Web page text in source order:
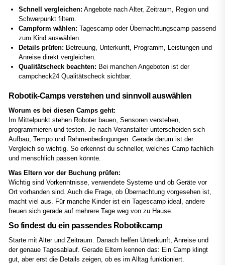
Schnell vergleichen: Angebote nach Alter, Zeitraum, Region und
Schwerpunkt filtern.
Campform wählen: Tagescamp oder Übernachtungscamp passend
zum Kind auswählen.
Details prüfen: Betreuung, Unterkunft, Programm, Leistungen und
Anreise direkt vergleichen.
Qualitätscheck beachten: Bei manchen Angeboten ist der
campcheck24 Qualitätscheck sichtbar.
Robotik-Camps verstehen und sinnvoll auswählen
Worum es bei diesen Camps geht:
Im Mittelpunkt stehen Roboter bauen, Sensoren verstehen,
programmieren und testen. Je nach Veranstalter unterscheiden sich
Aufbau, Tempo und Rahmenbedingungen. Gerade darum ist der
Vergleich so wichtig. So erkennst du schneller, welches Camp fachlich
und menschlich passen könnte.
Was Eltern vor der Buchung prüfen:
Wichtig sind Vorkenntnisse, verwendete Systeme und ob Geräte vor
Ort vorhanden sind. Auch die Frage, ob Übernachtung vorgesehen ist,
macht viel aus. Für manche Kinder ist ein Tagescamp ideal, andere
freuen sich gerade auf mehrere Tage weg von zu Hause.
So findest du ein passendes Robotikcamp
Starte mit Alter und Zeitraum. Danach helfen Unterkunft, Anreise und
der genaue Tagesablauf. Gerade Eltern kennen das: Ein Camp klingt
gut, aber erst die Details zeigen, ob es im Alltag funktioniert.